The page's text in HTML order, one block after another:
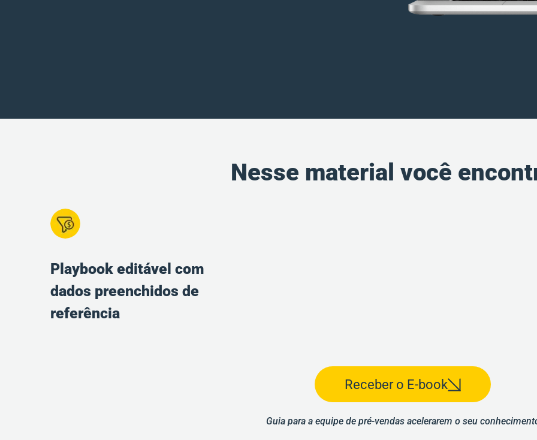
Nesse material você
Playbook editável com
dados preenchidos de
referência
Receber o E-book
Guia para a equipe de pré-vendas acelerarem o seu